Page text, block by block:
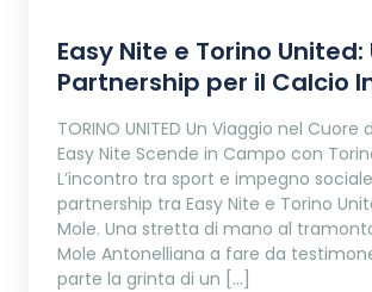
Easy Nite e Torino United:
Partnership per il Calcio
TORINO UNITED Un Viaggio nel Cuore
Easy Nite Scende in Campo con
L’incontro tra sport e impegno
partnership tra Easy Nite e Torino
Mole. Una stretta di mano al
Mole Antonelliana a fare da
parte la grinta di un […]